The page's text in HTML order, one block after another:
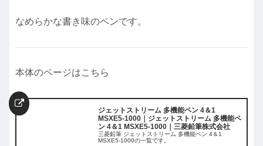
なめらかな書き味のペンです。
本体のページはこちら
ジェットストリーム 多機能ペン 4＆1
MSXE5-1000｜ジェットストリーム 多機能ペ
ン 4＆1 MSXE5-1000｜三菱鉛筆株式会社
三菱鉛筆 ジェットストリーム 多機能ペン 4＆1
MSXE5-1000の一覧です。